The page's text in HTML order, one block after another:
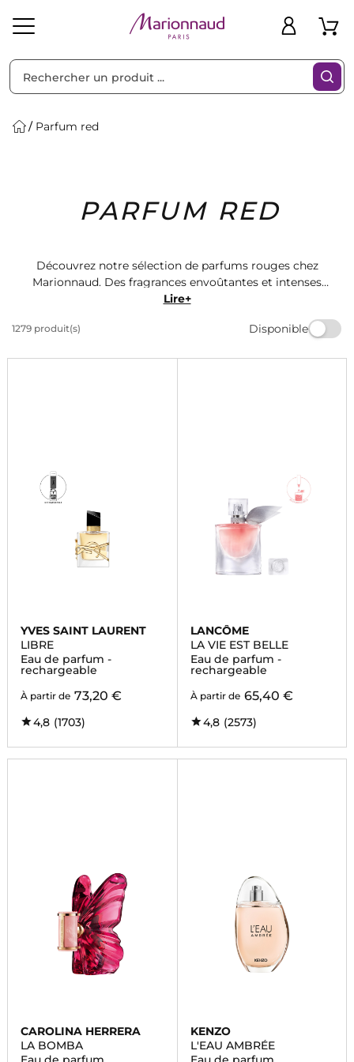
Solaire Homme Marques Idées
Cadeaux
Bons
Plans
Parfum red
PARFUM RED
Découvrez notre sélection de parfums rouges chez
Marionnaud. Des fragrances envoûtantes et intenses
pour sublimer votre quotidien. Trouvez le parfum red
Offrez-vous un parfum qui vous ressemble et laissez-
Lire+
1279 produit(s) Disponible
Filtres
YVES SAINT LAURENT
LIBRE
Eau de parfum -
rechargeable
À partir de 73,20 €
4,8 (1703)
LANCÔME
LA VIE EST BELLE
Eau de parfum -
rechargeable
À partir de 65,40 €
4,8 (2573)
CAROLINA HERRERA
LA BOMBA
KENZO
L'EAU AMBRÉE